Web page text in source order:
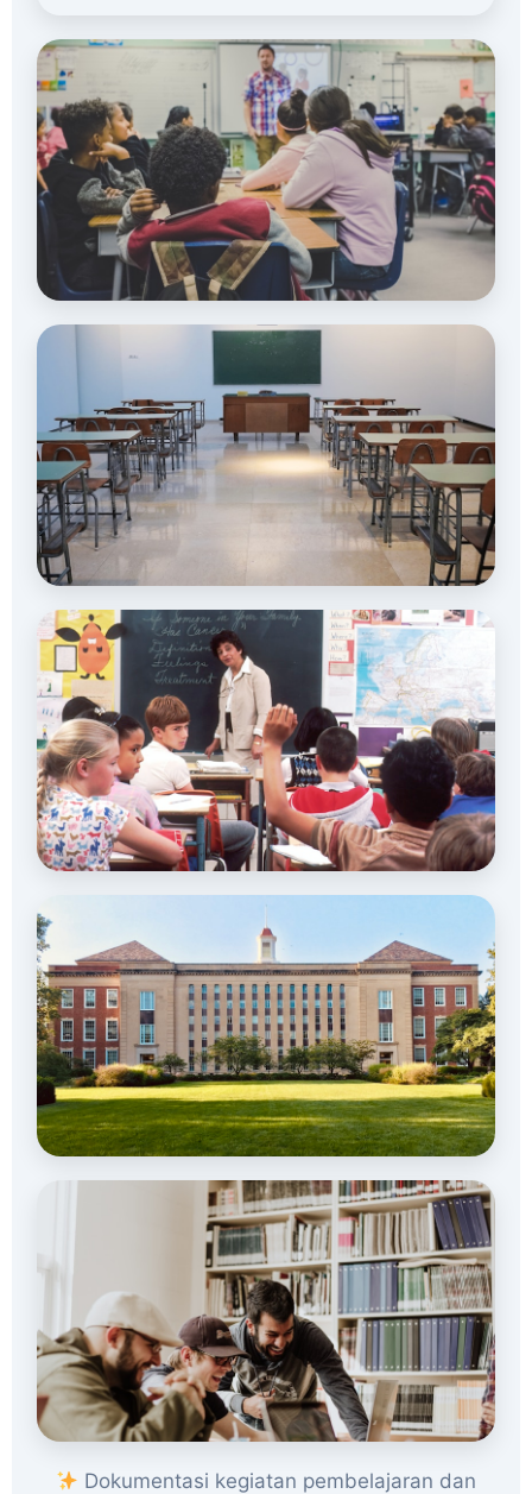
Dokumentasi kegiatan pembelajaran dan